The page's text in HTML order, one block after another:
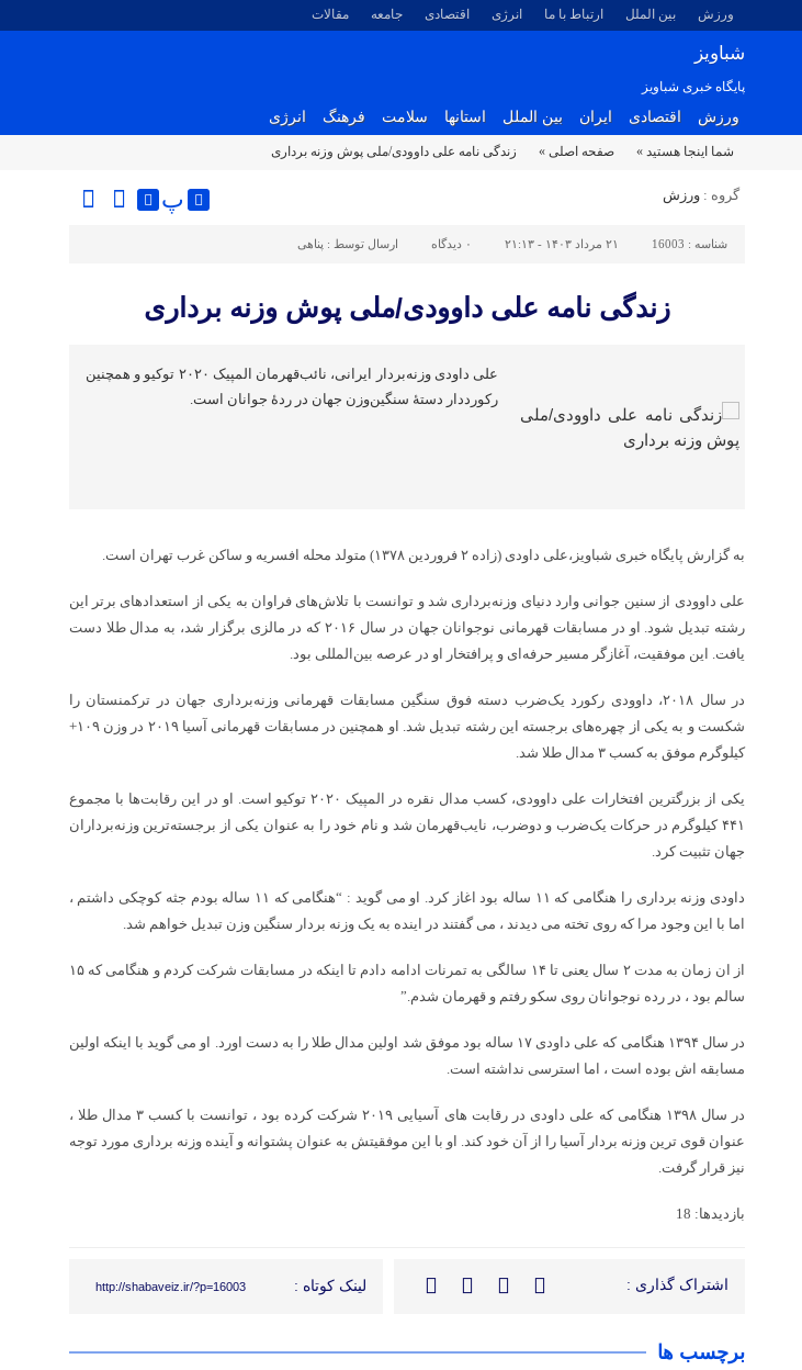
ورزش بین الملل ارتباط با ما انرژی اقتصادی جامعه مقالات
شباویز
پایگاه خبری شباویز
ورزش اقتصادی ایران بین الملل استانها سلامت فرهنگ انرژی
شما اینجا هستید » صفحه اصلی » زندگی نامه علی داوودی/ملی پوش وزنه برداری
گروه : ورزش پ
شناسه : 16003 ۲۱ مرداد ۱۴۰۳ - ۲۱:۱۳ ۰ دیدگاه ارسال توسط : پناهی
زندگی نامه علی داوودی/ملی پوش وزنه برداری
علی داودی وزنه‌بردار ایرانی، نائب‌قهرمان المپیک ۲۰۲۰ توکیو و همچنین
رکورددار دستهٔ سنگین‌وزن جهان در ردهٔ جوانان است.
به گزارش پایگاه خبری شباویز،علی داودی (زاده ۲ فروردین ۱۳۷۸) متولد محله افسریه و ساکن غرب تهران است.
علی داوودی از سنین جوانی وارد دنیای وزنه‌برداری شد و توانست با تلاش‌های فراوان به یکی از استعدادهای برتر این
رشته تبدیل شود. او در مسابقات قهرمانی نوجوانان جهان در سال ۲۰۱۶ که در مالزی برگزار شد، به مدال طلا دست
یافت. این موفقیت، آغازگر مسیر حرفه‌ای و پرافتخار او در عرصه بین‌المللی بود.
در سال ۲۰۱۸، داوودی رکورد یک‌ضرب دسته فوق سنگین مسابقات قهرمانی وزنه‌برداری جهان در ترکمنستان را
شکست و به یکی از چهره‌های برجسته این رشته تبدیل شد. او همچنین در مسابقات قهرمانی آسیا ۲۰۱۹ در وزن ۱۰۹+
کیلوگرم موفق به کسب ۳ مدال طلا شد.
یکی از بزرگترین افتخارات علی داوودی، کسب مدال نقره در المپیک ۲۰۲۰ توکیو است. او در این رقابت‌ها با مجموع
۴۴۱ کیلوگرم در حرکات یک‌ضرب و دوضرب، نایب‌قهرمان شد و نام خود را به عنوان یکی از برجسته‌ترین وزنه‌برداران
جهان تثبیت کرد.
داودی وزنه برداری را هنگامی که ۱۱ ساله بود اغاز کرد. او می گوید : “هنگامی که ۱۱ ساله بودم جثه کوچکی داشتم ،
اما با این وجود مرا که روی تخته می دیدند ، می گفتند در اینده به یک وزنه بردار سنگین وزن تبدیل خواهم شد.
از ان زمان به مدت ۲ سال یعنی تا ۱۴ سالگی به تمرنات ادامه دادم تا اینکه در مسابقات شرکت کردم و هنگامی که ۱۵
سالم بود ، در رده نوجوانان روی سکو رفتم و قهرمان شدم.”
در سال ۱۳۹۴ هنگامی که علی داودی ۱۷ ساله بود موفق شد اولین مدال طلا را به دست اورد. او می گوید با اینکه اولین
مسابقه اش بوده است ، اما استرسی نداشته است.
در سال ۱۳۹۸ هنگامی که علی داودی در رقابت های آسیایی ۲۰۱۹ شرکت کرده بود ، توانست با کسب ۳ مدال طلا ،
عنوان قوی ترین وزنه بردار آسیا را از آن خود کند. او با این موفقیتش به عنوان پشتوانه و آینده وزنه برداری مورد توجه
نیز قرار گرفت.
بازدیدها: 18
اشتراک گذاری : لینک کوتاه : http://shabaveiz.ir/?p=16003
برچسب ها